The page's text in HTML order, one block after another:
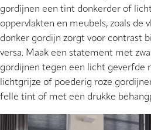
gordijnen een tint donkerder of
oppervlakten en meubels, zoals de
donker gordijn zorgt voor contrast
versa. Maak een statement met
gordijnen tegen een licht geverfde
lichtgrijze of poederig roze
felle tint of met een drukke